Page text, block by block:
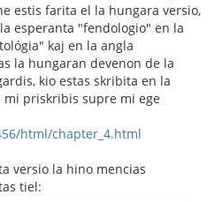
estis farita el la hungara versio,
esperanta "fendologio" en la
kaj en la angla
la hungaran devenon de la
kio estas skribita en la
priskribis supre mi ege
html/chapter_4.html
versio la hino mencias
tiel: